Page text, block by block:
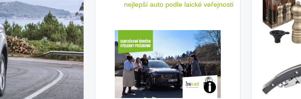
rady na cestu nejlepší auto podle laické veřejnosti
Jaké